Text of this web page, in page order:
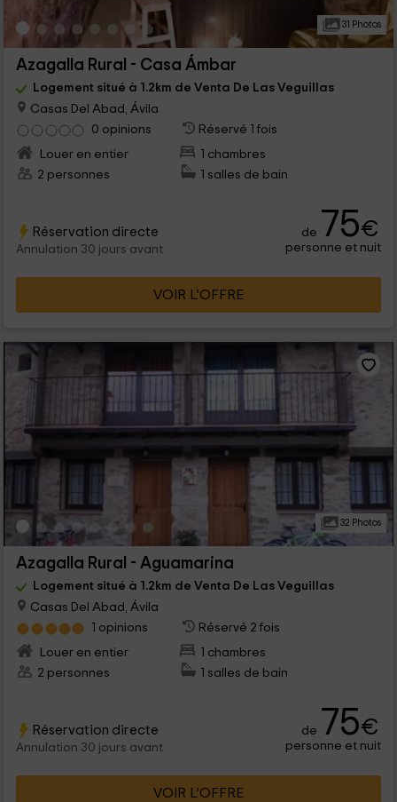
31 Photos
Azagalla Rural - Casa Ámbar
Logement situé à 1.2km de Venta De Las Veguillas
Casas Del Abad, Ávila
0 opinions
Réservé 1 fois
Louer en entier
1 chambres
2 personnes
1 salles de bain
Réservation directe
Annulation 30 jours avant
de 75€
personne et nuit
VOIR L’OFFRE
32 Photos
Azagalla Rural - Aguamarina
Logement situé à 1.2km de Venta De Las Veguillas
Casas Del Abad, Ávila
1 opinions
Réservé 2 fois
Louer en entier
1 chambres
2 personnes
1 salles de bain
Réservation directe
Annulation 30 jours avant
de 75€
personne et nuit
VOIR L’OFFRE